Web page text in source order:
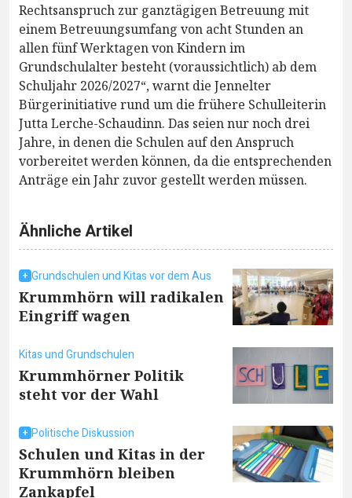
Rechtsanspruch zur ganztägigen Betreuung mit
einem Betreuungsumfang von acht Stunden an
allen fünf Werktagen von Kindern im
Grundschulalter besteht (voraussichtlich) ab dem
Schuljahr 2026/2027“, warnt die Jennelter
Bürgerinitiative rund um die frühere Schulleiterin
Jutta Lerche-Schaudinn. Das seien nur noch drei
Jahre, in denen die Schulen auf den Anspruch
vorbereitet werden können, da die entsprechenden
Anträge ein Jahr zuvor gestellt werden müssen.
Ähnliche Artikel
Grundschulen und Kitas vor dem Aus
Krummhörn will radikalen
Eingriff wagen
Kitas und Grundschulen
Krummhörner Politik
steht vor der Wahl
Politische Diskussion
Schulen und Kitas in der
Krummhörn bleiben
Zankapfel